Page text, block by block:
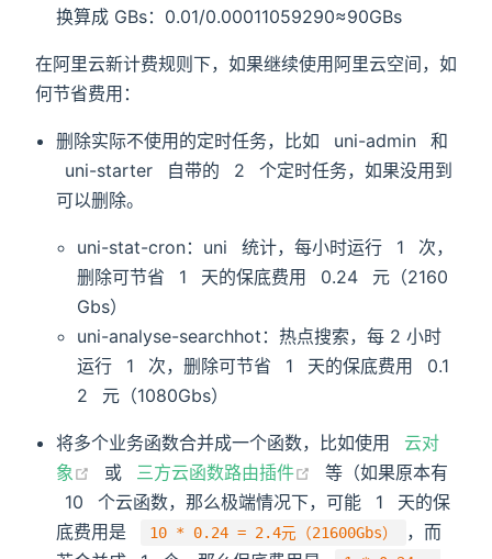
换算成 GBs：0.01/0.00011059290≈90GBs
在阿里云新计费规则下，如果继续使用阿里云空间，如
何节省费用：
删除实际不使用的定时任务，比如 uni-admin 和
uni-starter 自带的 2 个定时任务，如果没用到
可以删除。
uni-stat-cron：uni 统计，每小时运行 1 次，
删除可节省 1 天的保底费用 0.24 元（2160
Gbs）
uni-analyse-searchhot：热点搜索，每 2 小时
运行 1 次，删除可节省 1 天的保底费用 0.1
2 元（1080Gbs）
将多个业务函数合并成一个函数，比如使用 云对
象
或 三方云函数路由插件
等（如果原本有
10 个云函数，那么极端情况下，可能 1 天的保
底费用是
10 * 0.24 = 2.4元（21600Gbs）
，而